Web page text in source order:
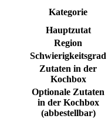
Kategorie
Hauptzutat
Region
Schwierigkeitsgrad
Zutaten in der
Kochbox
Optionale Zutaten
in der Kochbox
(abbestellbar)